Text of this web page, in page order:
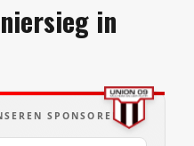
in
SPONSOREN